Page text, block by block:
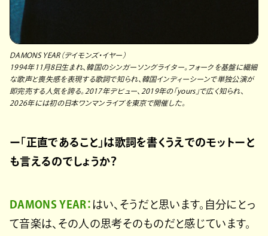
DAMONS YEAR（デイモンズ・イヤー）
1994年11月8日生まれ、韓国のシンガーソングライター。フォークを基盤に繊細
な歌声と喪失感を表現する歌詞で知られ、韓国インディーシーンで単独公演が
即完売する人気を誇る。2017年デビュー、2019年の「yours」で広く知られ、
2026年には初の日本ワンマンライブを東京で開催した。
ー「正直であること」は歌詞を書くうえでのモットーと
も言えるのでしょうか？
DAMONS YEAR： はい、そうだと思います。自分にとっ
て音楽は、その人の思考そのものだと感じています。